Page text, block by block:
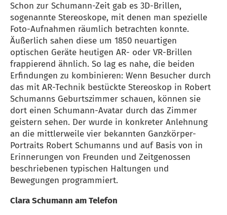
Schon zur Schumann-Zeit gab es 3D-Brillen,
sogenannte Stereoskope, mit denen man spezielle
Foto-Aufnahmen räumlich betrachten konnte.
Äußerlich sahen diese um 1850 neuartigen
optischen Geräte heutigen AR- oder VR-Brillen
frappierend ähnlich. So lag es nahe, die beiden
Erfindungen zu kombinieren: Wenn Besucher durch
das mit AR-Technik bestückte Stereoskop in Robert
Schumanns Geburtszimmer schauen, können sie
dort einen Schumann-Avatar durch das Zimmer
geistern sehen. Der wurde in konkreter Anlehnung
an die mittlerweile vier bekannten Ganzkörper-
Portraits Robert Schumanns und auf Basis von in
Erinnerungen von Freunden und Zeitgenossen
beschriebenen typischen Haltungen und
Bewegungen programmiert.
Clara Schumann am Telefon